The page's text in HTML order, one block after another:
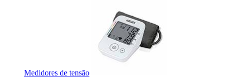
Medidores de tensão